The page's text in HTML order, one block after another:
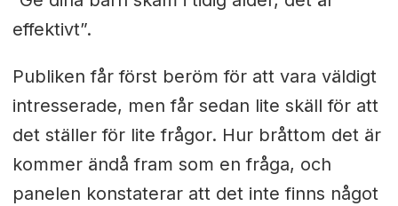
effektivt”.
Publiken får först beröm för att vara väldigt
intresserade, men får sedan lite skäll för att
det ställer för lite frågor. Hur bråttom det är
kommer ändå fram som en fråga, och
panelen konstaterar att det inte finns något